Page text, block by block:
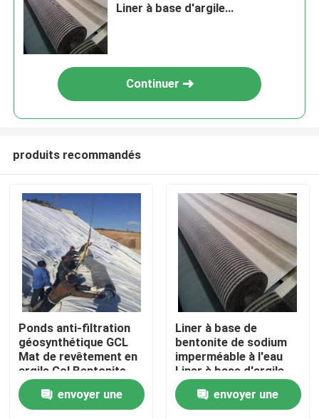
Aperçu
Produits
Vidéos
Liner à base d'argile
Continuer
produits recommandés
Ponds anti-filtration
géosynthétique GCL
Mat de revêtement en
argile Gcl Bentonite
géosynthétique pour
déchargeenvoyer une
Liner à base de
bentonite de sodium
imperméable à l'eau
Liner à base d'argile
géosynthétique pour
projet de décharge
envoyer une